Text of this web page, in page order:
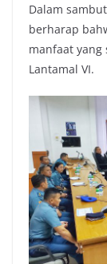
Dalam
berharap
manfaat yang
Lantamal VI.